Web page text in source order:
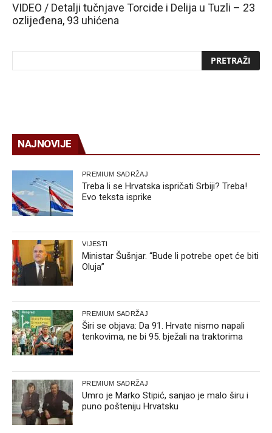
VIDEO / Detalji tučnjave Torcide i Delija u Tuzli – 23
ozlijeđena, 93 uhićena
NAJNOVIJE
PREMIUM SADRŽAJ
Treba li se Hrvatska ispričati Srbiji? Treba!
Evo teksta isprike
VIJESTI
Ministar Šušnjar. “Bude li potrebe opet će biti
Oluja”
PREMIUM SADRŽAJ
Širi se objava: Da 91. Hrvate nismo napali
tenkovima, ne bi 95. bježali na traktorima
PREMIUM SADRŽAJ
Umro je Marko Stipić, sanjao je malo širu i
puno pošteniju Hrvatsku